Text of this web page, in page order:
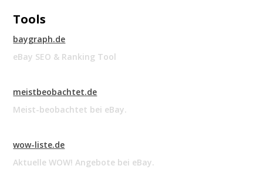
Tools
baygraph.de
eBay SEO & Ranking Tool
meistbeobachtet.de
Meist-beobachtet bei eBay.
wow-liste.de
Aktuelle WOW! Angebote bei eBay.